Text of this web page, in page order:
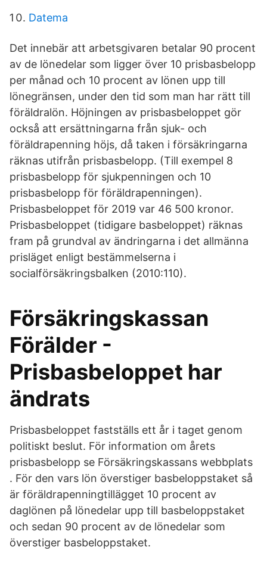
Datema
Det innebär att arbetsgivaren betalar 90 procent
av de lönedelar som ligger över 10 prisbasbelopp
per månad och 10 procent av lönen upp till
lönegränsen, under den tid som man har rätt till
föräldralön. Höjningen av prisbasbeloppet gör
också att ersättningarna från sjuk- och
föräldrapenning höjs, då taken i försäkringarna
räknas utifrån prisbasbelopp. (Till exempel 8
prisbasbelopp för sjukpenningen och 10
prisbasbelopp för föräldrapenningen).
Prisbasbeloppet för 2019 var 46 500 kronor.
Prisbasbeloppet (tidigare basbeloppet) räknas
fram på grundval av ändringarna i det allmänna
prisläget enligt bestämmelserna i
socialförsäkringsbalken (2010:110).
Försäkringskassan
Förälder -
Prisbasbeloppet har
ändrats
Prisbasbeloppet fastställs ett år i taget genom
politiskt beslut. För information om årets
prisbasbelopp se Försäkringskassans webbplats
. För den vars lön överstiger basbeloppstaket så
är föräldrapenningtillägget 10 procent av
daglönen på lönedelar upp till basbeloppstaket
och sedan 90 procent av de lönedelar som
överstiger basbeloppstaket.